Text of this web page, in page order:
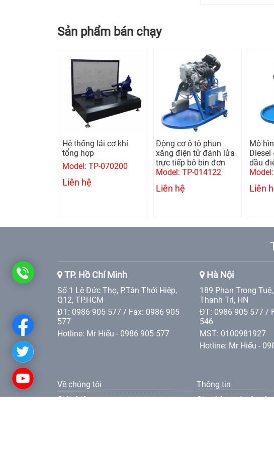
Sản phẩm bán chạy
Hệ thống lái cơ khí
tổng hợp
Model: TP-070200
Liên hệ
Động cơ ô tô phun
xăng điện tử đánh lửa
trực tiếp bô bin đơn
Model: TP-014122
Liên hệ
Mô
Diesel
dầu
Liên
TP. Hồ Chí Minh
Số 1 Lê Đức Thọ, P.Tân Thới Hiệp,
Q12, TP.HCM
ĐT: 0986 905 577 / Fax: 0986 905
577
Hotline: Mr Hiếu - 0986 905 577
Hà Nội
189 Phan Trọng
Thanh Trì, HN
ĐT: 0986 905 577 /
546
MST: 0100981927
Hotline: Mr Hiếu -
Về chúng tôi
Giới thiệu
Thông tin
Giao hàng và vận